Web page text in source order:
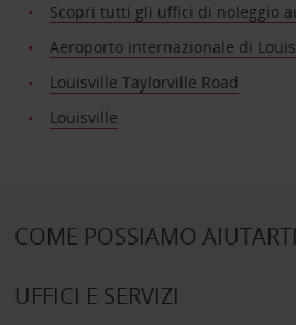
Scopri tutti gli uffici di noleggio
Aeroporto internazionale di
Louisville Taylorville Road
Louisville
COME POSSIAMO
UFFICI E SERVIZI